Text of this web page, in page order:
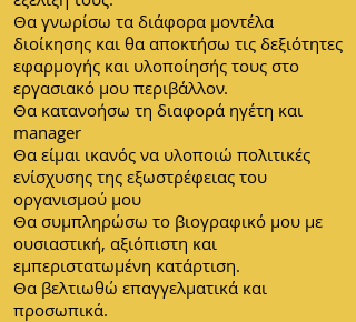
Θα γνωρίσω τα διάφορα μοντέλα
διοίκησης και θα αποκτήσω τις δεξιότητες
εφαρμογής και υλοποίησής τους στο
εργασιακό μου περιβάλλον.
Θα κατανοήσω τη διαφορά ηγέτη και
manager
Θα είμαι ικανός να υλοποιώ πολιτικές
ενίσχυσης της εξωστρέφειας του
οργανισμού μου
Θα συμπληρώσω το βιογραφικό μου με
ουσιαστική, αξιόπιστη και
εμπεριστατωμένη κατάρτιση.
Θα βελτιωθώ επαγγελματικά και
προσωπικά.